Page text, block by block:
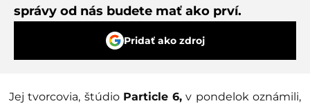
správy od nás budete mať ako prví.
Pridať ako zdroj
Jej tvorcovia, štúdio Particle 6, v pondelok oznámili,